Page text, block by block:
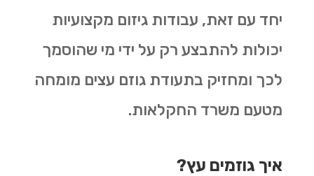
יחד עם זאת, עבודות גיזום מקצועיות
יכולות להתבצע רק על ידי מי שהוסמך
לכך ומחזיק בתעודת גוזם עצים מומחה
מטעם משרד החקלאות.
איך גוזמים עץ?